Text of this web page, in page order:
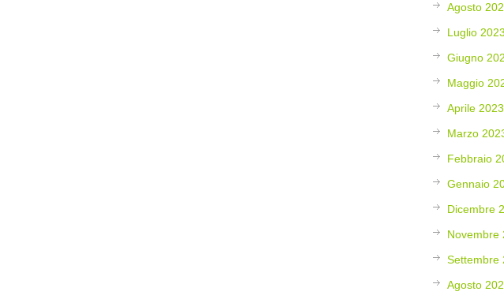
Agosto
Luglio 2023
Giugno
Maggio
Aprile 2023
Marzo
Febbraio
Gennaio
Dicembre
Novembre
Settembre
Agosto